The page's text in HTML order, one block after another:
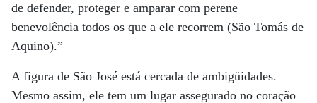
de defender, proteger e amparar com perene
benevolência todos os que a ele recorrem (São Tomás de
Aquino).”
A figura de São José está cercada de ambigüidades.
Mesmo assim, ele tem um lugar assegurado no coração